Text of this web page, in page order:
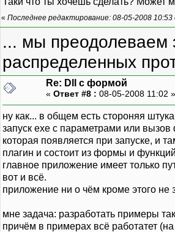
« Последнее редактирование: 08-05-2008
... мы преодолеваем
распределенных
Re: Dll с формой
« Ответ #8 : 08-05-2008 11:02
ну как... в общем есть стороняя
запуск ехе с параметрами или
которая появляется при запуске, и
плагин и состоит из формы и
главное приложение имеет только
вот и всё.
приложение ни о чём кроме этого не
мне задача: разработать примеры
причём в примерах всё работатет